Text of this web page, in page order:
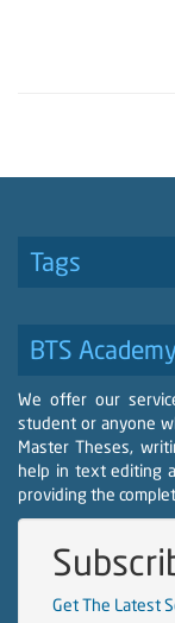
Tags
BTS
We offer our
student or anyone
Master Theses,
help in text editing
providing the
Get The Latest